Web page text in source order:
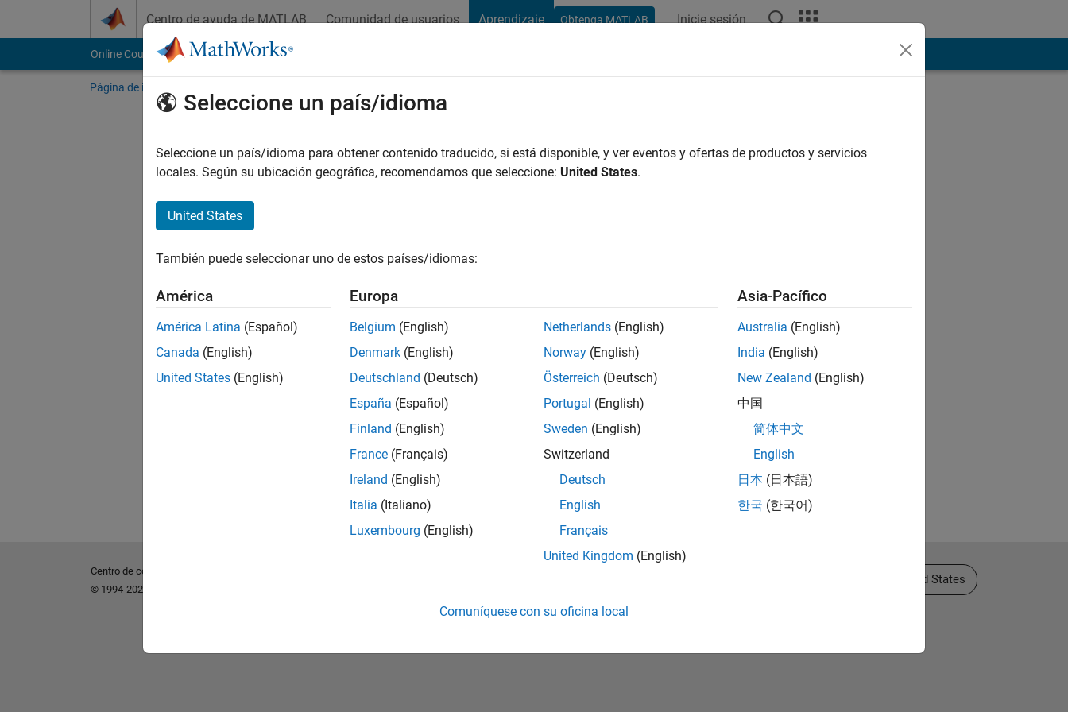
Centro de ayuda de MATLAB Comunidad de usuarios Aprendizaje Obtenga MATLAB Inicie sesión
Online Courses
Seleccione un país/idioma
Seleccione un país/idioma para obtener contenido traducido, si está disponible, y ver eventos y ofertas de productos y servicios
locales. Según su ubicación geográfica, recomendamos que seleccione: United States.
United States
También puede seleccionar uno de estos países/idiomas:
América
América Latina (Español)
Canada (English)
United States (English)
Europa
Belgium (English)
Denmark (English)
Deutschland (Deutsch)
España (Español)
Finland (English)
France (Français)
Ireland (English)
Italia (Italiano)
Luxembourg (English)
Netherlands (English)
Norway (English)
Österreich (Deutsch)
Portugal (English)
Sweden (English)
Switzerland
Deutsch
English
Français
United Kingdom (English)
Asia-Pacífico
Australia (English)
India (English)
New Zealand (English)
中国
简体中文
English
日本 (日本語)
한국 (한국어)
Comuníquese con su oficina local
Página de inicio
Centro de confianza
© 1994-2026 The MathWorks, Inc.
Seleccione un país/idioma
United States